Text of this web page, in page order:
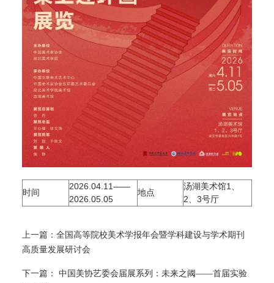
时间
2026.04.11——
2026.05.05
地点
汤湖美术馆1、
2、3号厅
上一篇： 全国高等院校美术学报年会暨学科建设与学术期刊
高质量发展研讨会
下一篇：
中国美协艺委会届展系列：未来之阈——首届实验